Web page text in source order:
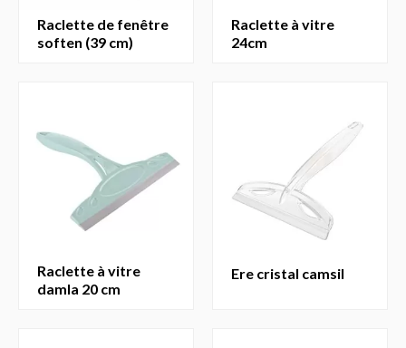
raclette de fenêtre
soften (39 cm)
raclette à vitre
24cm
raclette à vitre
damla 20 cm
ere cristal camsil